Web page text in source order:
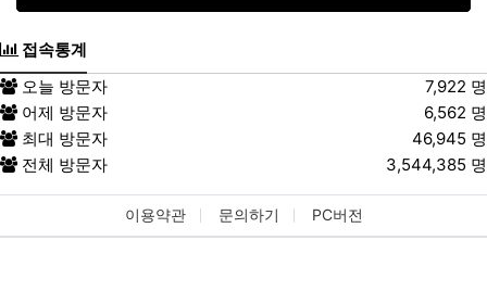
접속통계
오늘 방문자
7,922 명
어제 방문자
6,562 명
최대 방문자
46,945 명
전체 방문자
3,544,385 명
이용약관 문의하기 PC버전